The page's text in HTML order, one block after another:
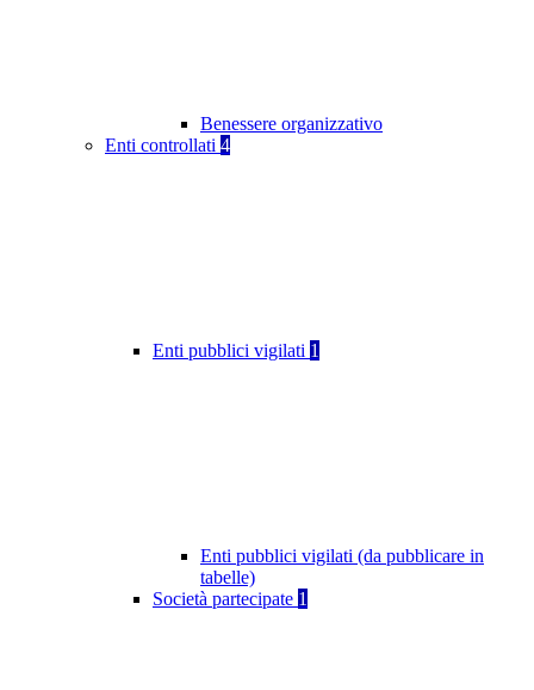
Benessere organizzativo
Enti controllati 4
Enti pubblici vigilati 1
Enti pubblici vigilati (da pubblicare in
tabelle)
Società partecipate 1